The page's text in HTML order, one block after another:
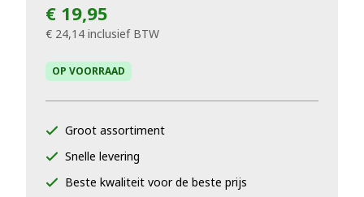
€ 19,95
€ 24,14 inclusief BTW
OP VOORRAAD
Groot assortiment
Snelle levering
Beste kwaliteit voor de beste prijs